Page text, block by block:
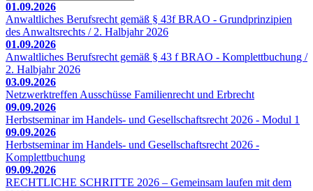
01.09.2026
Anwaltliches Berufsrecht gemäß § 43f BRAO - Grundprinzipien
des Anwaltsrechts / 2. Halbjahr 2026
01.09.2026
Anwaltliches Berufsrecht gemäß § 43 f BRAO - Komplettbuchung /
2. Halbjahr 2026
03.09.2026
Netzwerktreffen Ausschüsse Familienrecht und Erbrecht
09.09.2026
Herbstseminar im Handels- und Gesellschaftsrecht 2026 - Modul 1
09.09.2026
Herbstseminar im Handels- und Gesellschaftsrecht 2026 -
Komplettbuchung
09.09.2026
RECHTLICHE SCHRITTE 2026 – Gemeinsam laufen mit dem